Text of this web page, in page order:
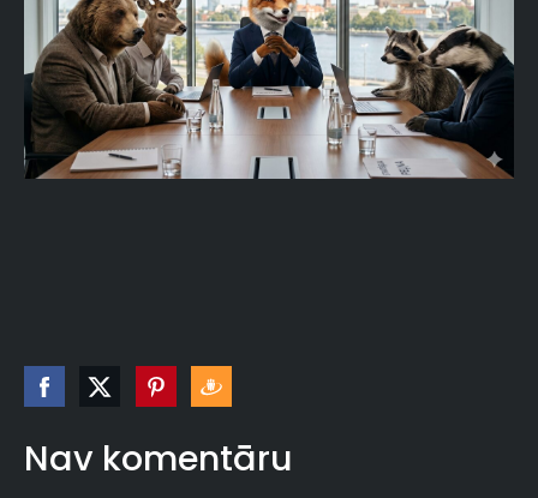
Nav komentāru